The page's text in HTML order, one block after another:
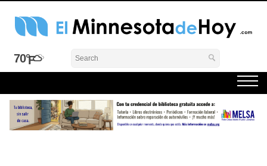
Skip
El Minnesota de Hoy Noticias
Latino Noticias Minnesota News
70°